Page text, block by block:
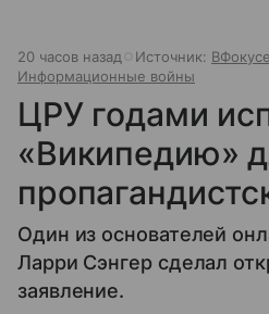
20 часов назад Источник:
Информационные войны
ЦРУ годами
«Википедию»
Один из основателей
Ларри Сэнгер сделал
заявление.